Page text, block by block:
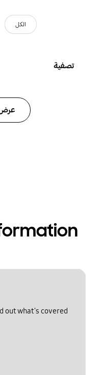
الكل
تصفية
عرض
out what's covered